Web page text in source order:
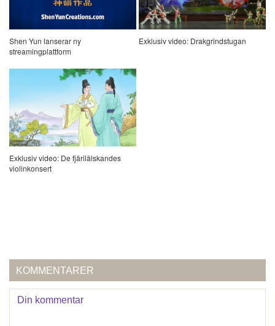
Shen Yun lanserar ny
streamingplattform
Exklusiv video: Drakgrindstugan
Exklusiv video: De fjärilälskandes
violinkonsert
KOMMENTARER